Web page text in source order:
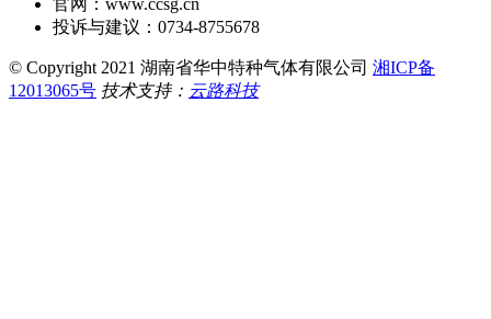
官网：www.ccsg.cn
投诉与建议：0734-8755678
© Copyright 2021 湖南省华中特种气体有限公司 湘ICP备
12013065号 技术支持： 云路科技